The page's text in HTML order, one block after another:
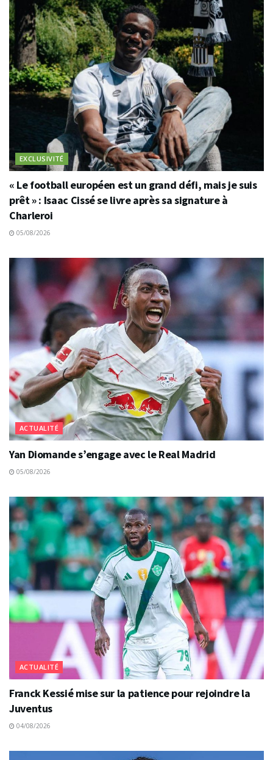
EXCLUSIVITÉ
« Le football européen est un grand défi, mais je suis
prêt » : Isaac Cissé se livre après sa signature à
Charleroi
05/08/2026
ACTUALITÉ
Yan Diomande s’engage avec le Real Madrid
05/08/2026
ACTUALITÉ
Franck Kessié mise sur la patience pour rejoindre la
Juventus
04/08/2026